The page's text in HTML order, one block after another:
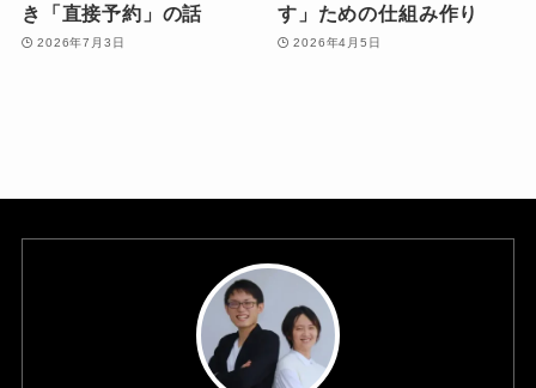
き「直接予約」の話
2026年7月3日
す」ための仕組み作り
2026年4月5日